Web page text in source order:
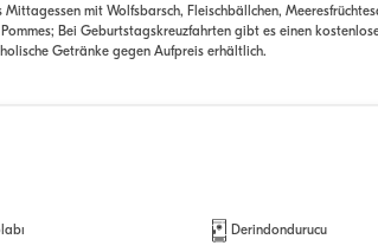
mit Wolfsbarsch, Fleischbällchen,
Bei Geburtstagskreuzfahrten gibt es einen
Getränke gegen Aufpreis erhältlich.
Derindondurucu